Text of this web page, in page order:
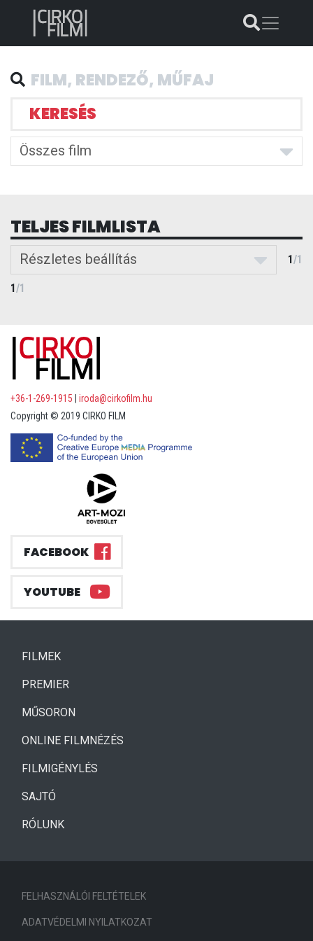
KERESÉS
Összes film
TELJES FILMLISTA
Részletes beállítás 1/1
1/1
+36-1-269-1915
iroda@cirkofilm.hu
Copyright © 2019 CIRKO FILM
FACEBOOK
YOUTUBE
FILMEK(CURRENT)
PREMIER
MŰSORON
ONLINE FILMNÉZÉS
FILMIGÉNYLÉS
SAJTÓ
RÓLUNK
FELHASZNÁLÓI FELTÉTELEK
ADATVÉDELMI NYILATKOZAT